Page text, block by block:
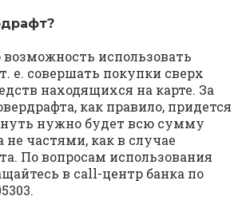
возможность использовать
е. совершать покупки сверх
находящихся на карте. За
как правило, придется
нужно будет всю сумму
не частями, как в случае
По вопросам использования
в call-центр банка по